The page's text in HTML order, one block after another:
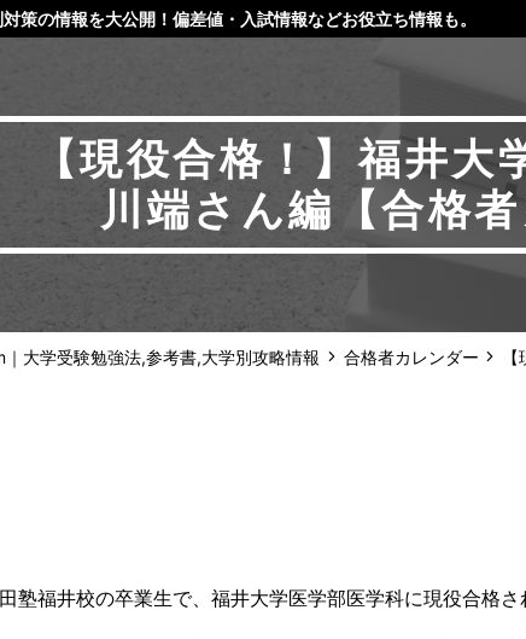
策の情報を大公開！偏差値・入試情報などお役立ち情報も。
【現役合格！】福井大
川端さん編【合格者
大学受験勉強法,参考書,大学別攻略情報 合格者カレンダー
塾福井校の卒業生で、福井大学医学部医学科に現役合格さ